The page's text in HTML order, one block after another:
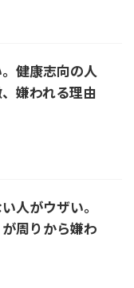
健康志向の人
嫌われる理由
人がウザい。
が周りから嫌わ